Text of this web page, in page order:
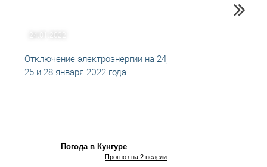
24.01.2022
Отключение электроэнергии на 24,
25 и 28 января 2022 года
Погода в Кунгуре
Прогноз на 2 недели